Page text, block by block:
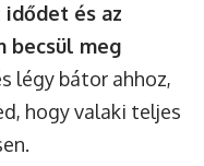
és az
becsül meg
légy bátor ahhoz,
hogy valaki teljes